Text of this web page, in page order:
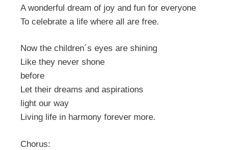
A wonderful dream of joy and fun for everyone
To celebrate a life where all are free.
Now the children´s eyes are shining
Like they never shone
before
Let their dreams and aspirations
light our way
Living life in harmony forever more.
Chorus: